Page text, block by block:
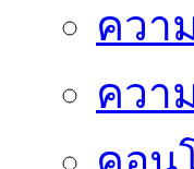
ควา
ควา